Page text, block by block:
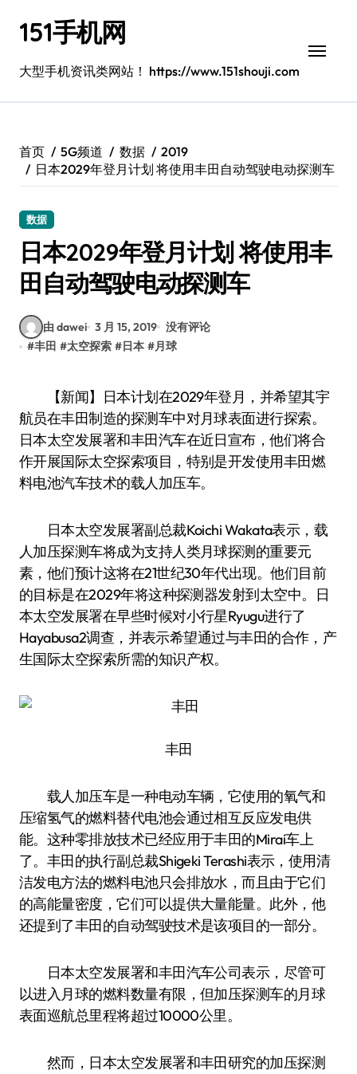
151手机网
大型手机资讯类网站！ https://www.151shouji.com
首页 5G频道 数据
2019
日本2029年登月计划 将使用丰田自动驾驶电动探测车
数据
日本2029年登月计划 将使用丰
田自动驾驶电动探测车
由 dawei 3 月 15, 2019 没有评论
#丰田 #太空探索 #日本 #月球
【新闻】日本计划在2029年登月，并希望其宇
航员在丰田制造的探测车中对月球表面进行探索。
日本太空发展署和丰田汽车在近日宣布，他们将合
作开展国际太空探索项目，特别是开发使用丰田燃
料电池汽车技术的载人加压车。
日本太空发展署副总裁Koichi Wakata表示，载
人加压探测车将成为支持人类月球探测的重要元
素，他们预计这将在21世纪30年代出现。他们目前
的目标是在2029年将这种探测器发射到太空中。日
本太空发展署在早些时候对小行星Ryugu进行了
Hayabusa2调查，并表示希望通过与丰田的合作，产
生国际太空探索所需的知识产权。
丰田
载人加压车是一种电动车辆，它使用的氧气和
压缩氢气的燃料替代电池会通过相互反应发电供
能。这种零排放技术已经应用于丰田的Mirai车上
了。丰田的执行副总裁Shigeki Terashi表示，使用清
洁发电方法的燃料电池只会排放水，而且由于它们
的高能量密度，它们可以提供大量能量。此外，他
还提到了丰田的自动驾驶技术是该项目的一部分。
日本太空发展署和丰田汽车公司表示，尽管可
以进入月球的燃料数量有限，但加压探测车的月球
表面巡航总里程将超过10000公里。
然而，日本太空发展署和丰田研究的加压探测